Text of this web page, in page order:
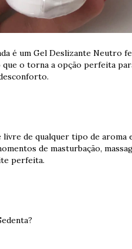
é um Gel Deslizante Neutro
que o torna a opção perfeita
livre de qualquer tipo de
de masturbação,
perfeita.